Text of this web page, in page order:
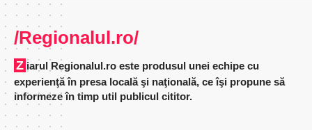
/Regionalul.ro/
Ziarul Regionalul.ro este produsul unei echipe cu
experienţă în presa locală şi naţională, ce îşi propune să
informeze în timp util publicul cititor.